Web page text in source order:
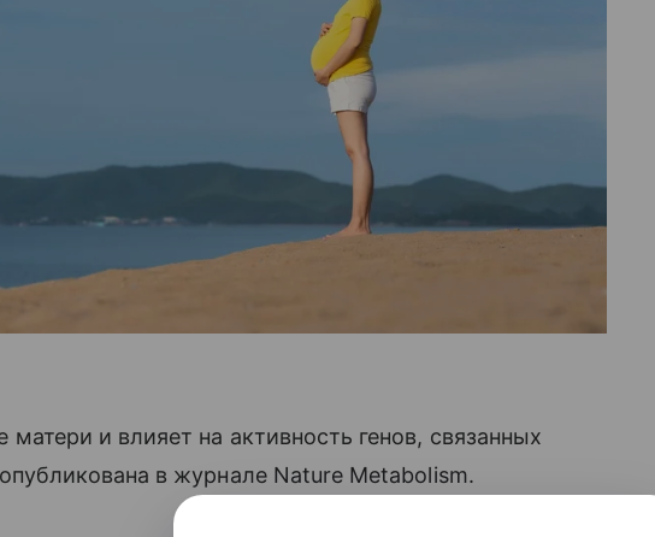
и влияет на активность генов, связанных
в журнале Nature Metabolism.